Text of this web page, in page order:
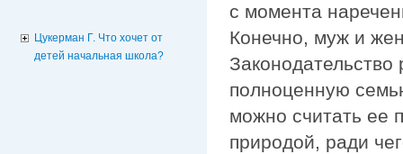
Цукерман Г. Что хочет от
детей начальная школа?
с момента
Конечно, муж и
Законодательство
полноценную
можно считать ее
природой, ради